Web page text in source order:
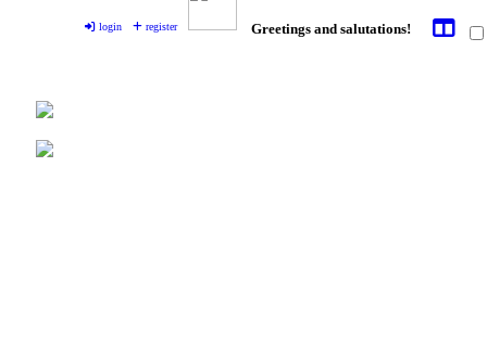
login register Greetings and salutations!